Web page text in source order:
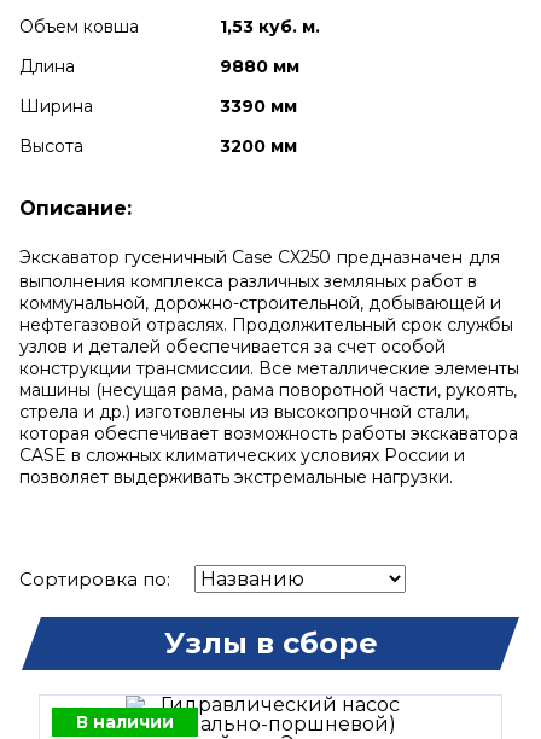
Объем ковша
1,53 куб. м.
Длина
9880 мм
Ширина
3390 мм
Высота
3200 мм
Описание:
Экскаватор гусеничный Case CX250 предназначен для
выполнения комплекса различных земляных работ в
коммунальной, дорожно-строительной, добывающей и
нефтегазовой отраслях. Продолжительный срок службы
узлов и деталей обеспечивается за счет особой
конструкции трансмиссии. Все металлические элементы
машины (несущая рама, рама поворотной части, рукоять,
стрела и др.) изготовлены из высокопрочной стали,
которая обеспечивает возможность работы экскаватора
CASE в сложных климатических условиях России и
позволяет выдерживать экстремальные нагрузки.
Сортировка по:
Узлы в сборе
В наличии